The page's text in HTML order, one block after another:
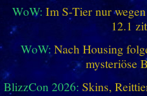
WoW: Im S-Tier nur
12.1
WoW: Nach Housing
mysteriöse
BlizzCon 2026: Skins,